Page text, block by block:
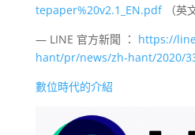
tepaper%20v2.1_EN.pdf（英
— LINE 官方新聞 ： https://
hant/pr/news/zh-hant/2020/
數位時代的介紹